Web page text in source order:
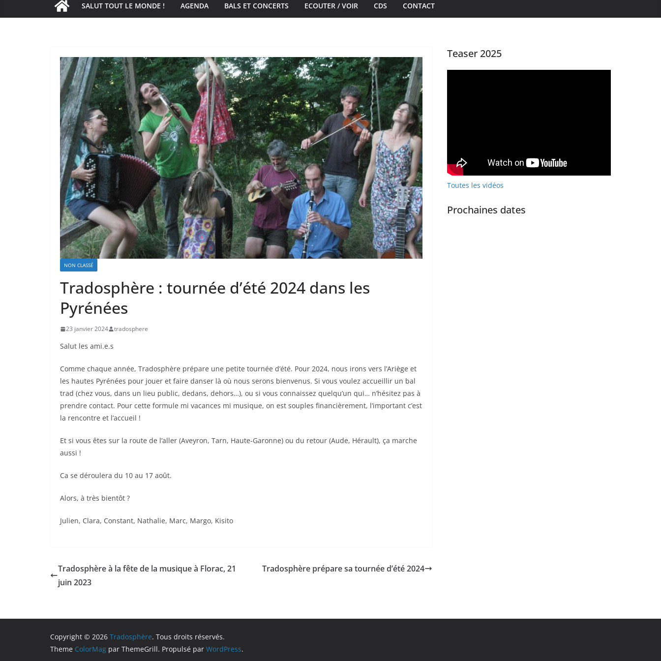
SALUT TOUT LE MONDE ! AGENDA BALS ET CONCERTS ECOUTER / VOIR CDS CONTACT
NON CLASSÉ
Tradosphère : tournée d’été 2024 dans les
Pyrénées
23 janvier 2024 tradosphere
Salut les ami.e.s
Comme chaque année, Tradosphère prépare une petite tournée d’été. Pour 2024, nous irons vers l’Ariège et
les hautes Pyrénées pour jouer et faire danser là où nous serons bienvenus. Si vous voulez accueillir un bal
trad (chez vous, dans un lieu public, dedans, dehors…), ou si vous connaissez quelqu’un qui… n’hésitez pas à
prendre contact. Pour cette formule mi vacances mi musique, on est souples financièrement, l’important c’est
la rencontre et l’accueil !
Et si vous êtes sur la route de l’aller (Aveyron, Tarn, Haute-Garonne) ou du retour (Aude, Hérault), ça marche
aussi !
Ca se déroulera du 10 au 17 août.
Alors, à très bientôt ?
Julien, Clara, Constant, Nathalie, Marc, Margo, Kisito
Tradosphère à la fête de la musique à Florac, 21
juin 2023
Tradosphère prépare sa tournée d’été 2024
Teaser 2025
Toutes les vidéos
Prochaines dates
Copyright © 2026 Tradosphère. Tous droits réservés.
Theme ColorMag par ThemeGrill. Propulsé par WordPress.